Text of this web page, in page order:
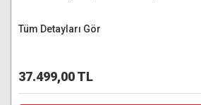
Tüm Detayları Gör
37.499,00 TL